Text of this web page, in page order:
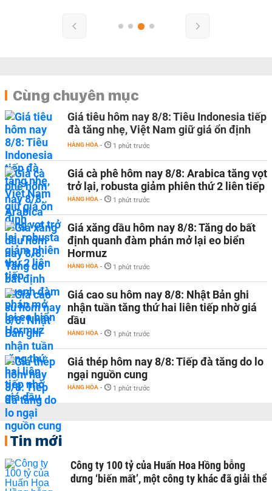
Cùng chuyên mục
Giá tiêu hôm nay 8/8: Tiêu Indonesia tiếp
đà tăng nhẹ, Việt Nam giữ giá ổn định
HÀNG HÓA - 1 phút trước
Giá cà phê hôm nay 8/8: Arabica tăng vọt
trở lại, robusta giảm phiên thứ 2 liên tiếp
HÀNG HÓA - 1 phút trước
Giá xăng dầu hôm nay 8/8: Tăng do bất
định quanh đàm phán mở lại eo biển
Hormuz
HÀNG HÓA - 1 phút trước
Giá cao su hôm nay 8/8: Nhật Bản ghi
nhận tuần tăng thứ hai liên tiếp nhờ giá
dầu
HÀNG HÓA - 1 phút trước
Giá thép hôm nay 8/8: Tiếp đà tăng do lo
ngại nguồn cung
HÀNG HÓA - 1 phút trước
Tin mới
Công ty 100 tỷ của Huấn Hoa Hồng bỗng
dưng ‘biến mất’, một công ty khác đã giải thể